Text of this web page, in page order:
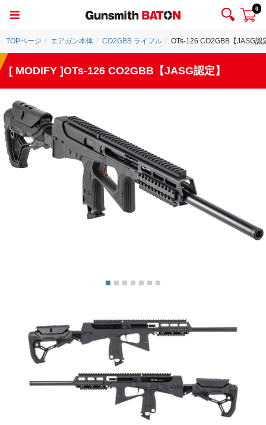
0
TOPページ エアガン本体 CO2GBB ライフル OTs-126 CO2GBB【JASG認
[ MODIFY ]OTs-126 CO2GBB【JASG認定】